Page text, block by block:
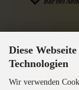
Diese
Technologien
Wir verwenden